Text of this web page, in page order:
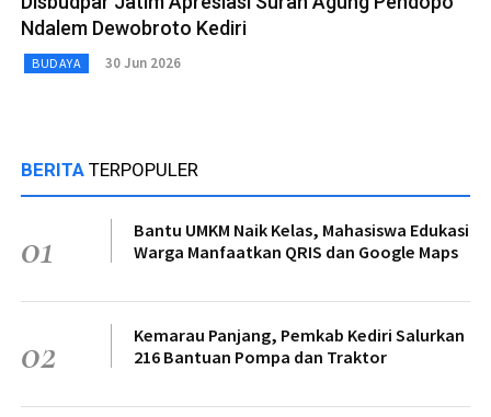
Ndalem Dewobroto Kediri
BUDAYA 30 Jun 2026
BERITA TERPOPULER
01
Bantu UMKM Naik Kelas, Mahasiswa Edukasi
Warga Manfaatkan QRIS dan Google Maps
02
Kemarau Panjang, Pemkab Kediri Salurkan
216 Bantuan Pompa dan Traktor